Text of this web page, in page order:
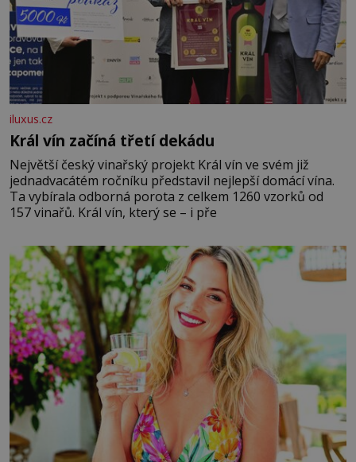
iluxus.cz
Král vín začíná třetí dekádu
Největší český vinařský projekt Král vín ve svém již
jednadvacátém ročníku představil nejlepší domácí vína.
Ta vybírala odborná porota z celkem 1260 vzorků od
157 vinařů. Král vín, který se – i pře